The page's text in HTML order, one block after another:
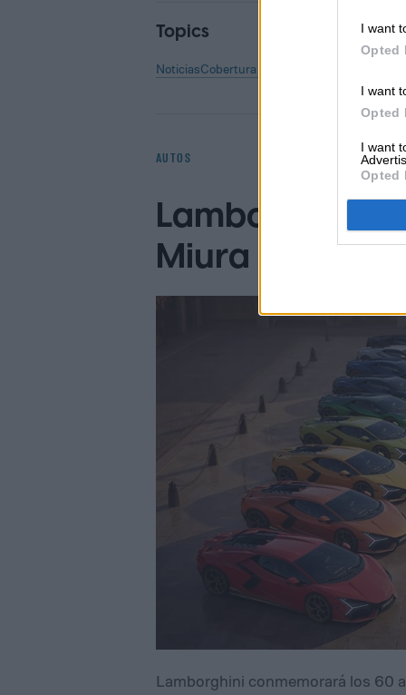
I want
Opted
I want
Opted
I want
Opted
Topics
NoticiasCobertura de Netflix
AUTOS
Lamborghini
Miura con un
Lamborghini conmemorará los 60